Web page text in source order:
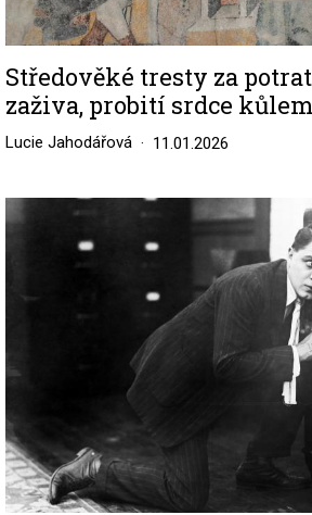
Středověké tresty za
zaživa, probití srdce
Lucie Jahodářová 11.01.2026